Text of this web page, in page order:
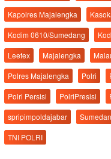
Kapolres Majalengka
Kodim 0610/Sumedang
Leetex
Majalengka
Polres Majalengka
Polri
Polri Persisi
PolriPresisi
spripimpoldajabar
TNI POLRI